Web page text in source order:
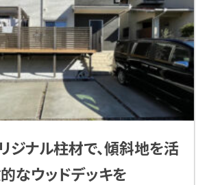
ジナル柱材で、傾斜地を活
なウッドデッキを